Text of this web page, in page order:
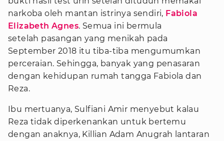
narkoba oleh mantan istrinya sendiri, Fabiola
Elizabeth Agnes. Semua ini bermula
setelah pasangan yang menikah pada
September 2018 itu tiba-tiba mengumumkan
perceraian. Sehingga, banyak yang penasaran
dengan kehidupan rumah tangga Fabiola dan
Reza.
Ibu mertuanya, Sulfiani Amir menyebut kalau
Reza tidak diperkenankan untuk bertemu
dengan anaknya, Killian Adam Anugrah lantaran